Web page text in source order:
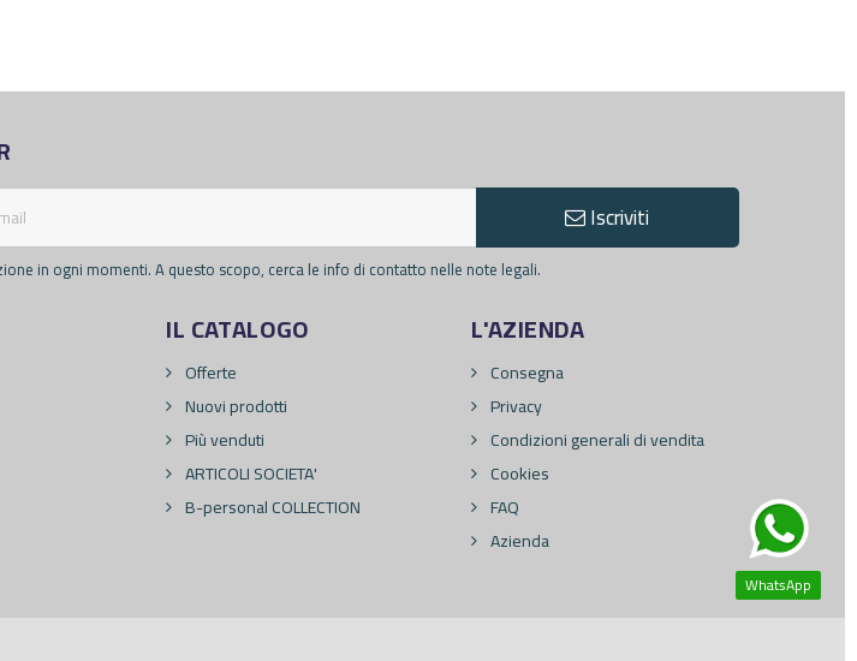
Iscriviti
in ogni momenti. A questo scopo, cerca le info di contatto nelle note legali.
IL CATALOGO
Offerte
Nuovi prodotti
Più venduti
ARTICOLI SOCIETA'
B-personal COLLECTION
L'AZIENDA
Consegna
Privacy
Condizioni generali di vendita
Cookies
FAQ
Azienda
WhatsApp